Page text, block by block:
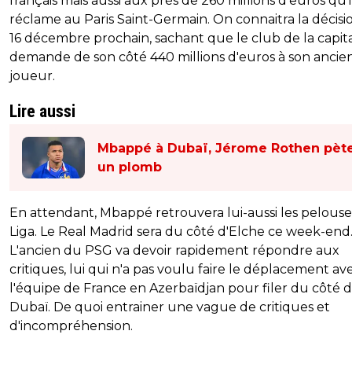
réclame au Paris Saint-Germain. On connaitra la
16 décembre prochain, sachant que le club de la
demande de son côté 440 millions d'euros à son
joueur.
Lire aussi
Mbappé à Dubaï, Jérome Rothen
un plomb
En attendant, Mbappé retrouvera lui-aussi les
Liga. Le Real Madrid sera du côté d'Elche ce week-end.
L'ancien du PSG va devoir rapidement répondre aux
critiques, lui qui n'a pas voulu faire le déplacement
l'équipe de France en Azerbaïdjan pour filer du côté
Dubaï. De quoi entrainer une vague de critiques et
d'incompréhension.